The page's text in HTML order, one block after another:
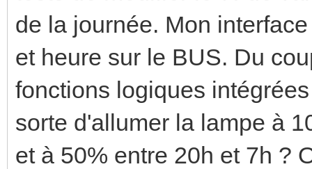
de la journée. Mon
et heure sur le BUS. Du
fonctions logiques
sorte d'allumer la lampe à
et à 50% entre 20h et 7h ?